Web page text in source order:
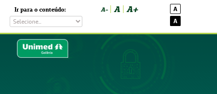
Ir para o conteúdo: A- A A+
A
A